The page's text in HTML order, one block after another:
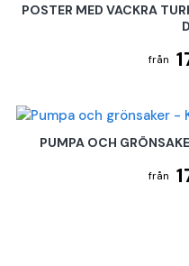
POSTER MED VACKRA
PUMPA OCH